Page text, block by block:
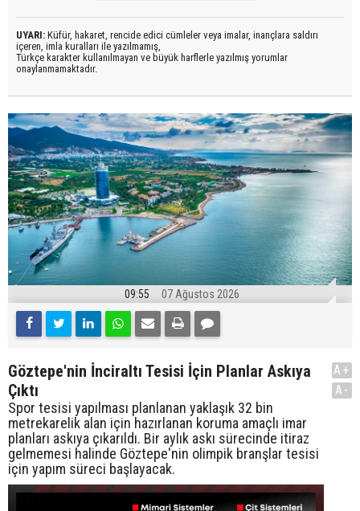
UYARI: Küfür, hakaret, rencide edici cümleler veya imalar, inançlara saldırı
içeren, imla kuralları ile yazılmamış,
Türkçe karakter kullanılmayan ve büyük harflerle yazılmış yorumlar
onaylanmamaktadır.
09:55 07 Ağustos 2026
Göztepe'nin İnciraltı Tesisi İçin Planlar Askıya
Çıktı
Spor tesisi yapılması planlanan yaklaşık 32 bin
metrekarelik alan için hazırlanan koruma amaçlı imar
planları askıya çıkarıldı. Bir aylık askı sürecinde itiraz
gelmemesi halinde Göztepe'nin olimpik branşlar tesisi
için yapım süreci başlayacak.
A+
A-